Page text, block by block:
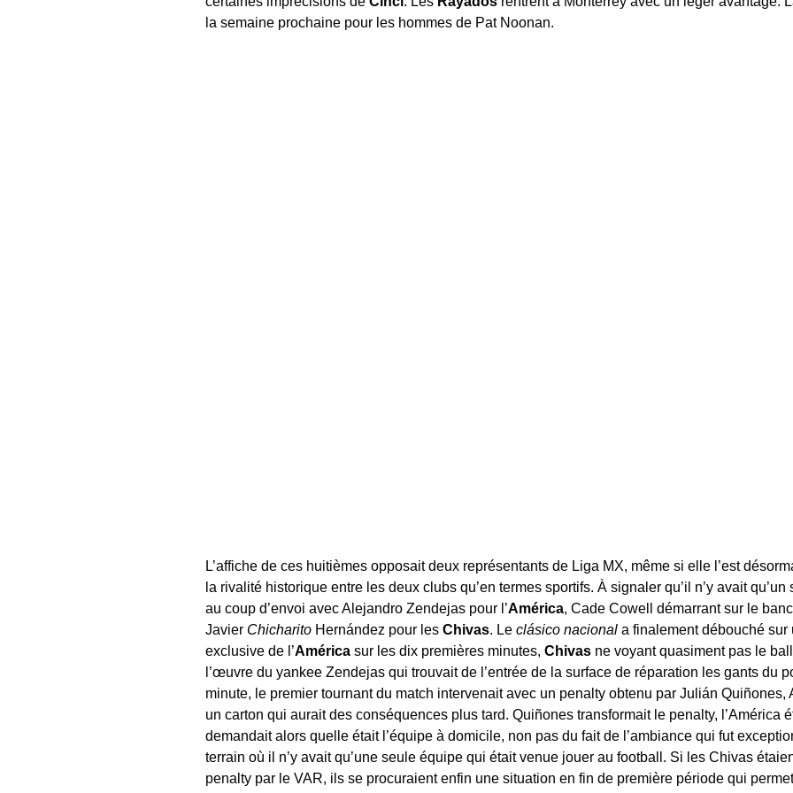
la semaine prochaine pour les hommes de Pat Noonan.
L’affiche de ces huitièmes opposait deux représentants de Liga MX, même si elle l’est
la rivalité historique entre les deux clubs qu’en termes sportifs. À signaler qu’il n’y avait
au coup d’envoi avec Alejandro Zendejas pour l’América, Cade Cowell démarrant sur le
Javier ChicharitoHernández pour les Chivas. Le clásico nacional a finalement débouché
exclusive de l’Américasur les dix premières minutes, Chivasne voyant quasiment pas le
l’œuvre du yankee Zendejas qui trouvait de l’entrée de la surface de réparation les gants du
minute, le premier tournant du match intervenait avec un penalty obtenu par Julián Quiñones,
un carton qui aurait des conséquences plus tard. Quiñones transformait le penalty, l’América
demandait alors quelle était l’équipe à domicile, non pas du fait de l’ambiance qui fut
terrain où il n’y avait qu’une seule équipe qui était venue jouer au football. Si les Chivas
penalty par le VAR, ils se procuraient enfin une situation en fin de première période qui